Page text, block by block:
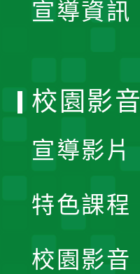
宣導資訊
校園影音
宣導影片
特色課程
校園影音